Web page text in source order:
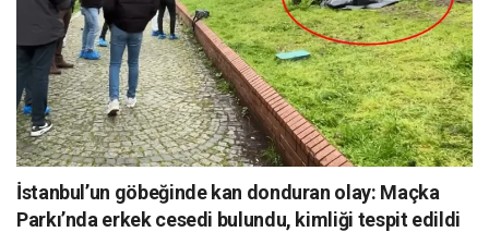
İstanbul’un göbeğinde kan donduran olay: Maçka
Parkı’nda erkek cesedi bulundu, kimliği tespit edildi